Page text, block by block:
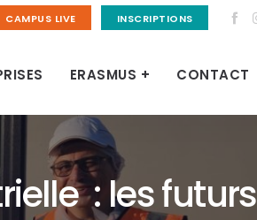
INSCRIPTIONS
CAMPUS LIVE
ERASMUS + CONTACT
: les futurs